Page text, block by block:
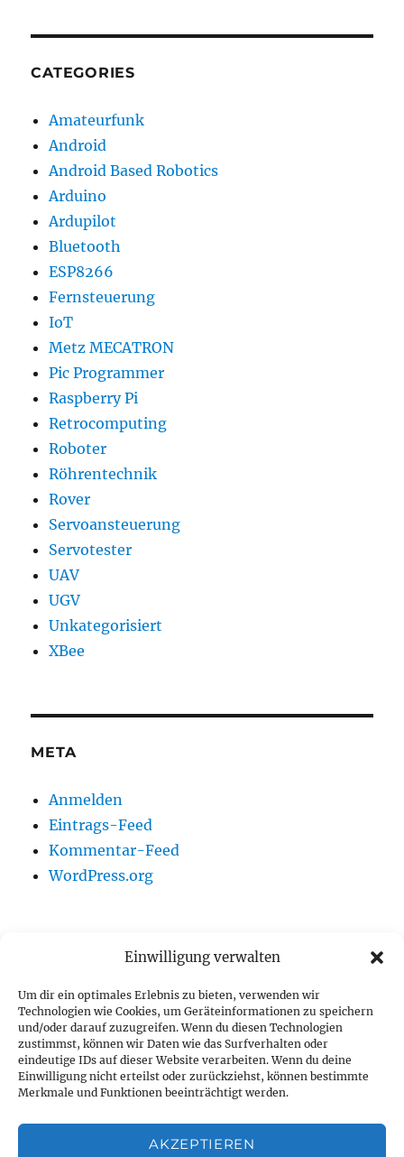
Einwilligung verwalten
Um dir ein optimales Erlebnis zu bieten, verwenden wir
Technologien wie Cookies, um Geräteinformationen zu speichern
und/oder darauf zuzugreifen. Wenn du diesen Technologien
zustimmst, können wir Daten wie das Surfverhalten oder
eindeutige IDs auf dieser Website verarbeiten. Wenn du deine
Einwilligung nicht erteilst oder zurückziehst, können bestimmte
Merkmale und Funktionen beeinträchtigt werden.
AKZEPTIEREN
CATEGORIES
Amateurfunk
Android
Android Based Robotics
Arduino
Ardupilot
Bluetooth
ESP8266
Fernsteuerung
IoT
Metz MECATRON
Pic Programmer
Raspberry Pi
Retrocomputing
Roboter
Röhrentechnik
Rover
Servoansteuerung
Servotester
UAV
UGV
Unkategorisiert
XBee
META
Anmelden
Eintrags-Feed
Kommentar-Feed
WordPress.org
Shop
Kontakt
Datenschutzerklärung